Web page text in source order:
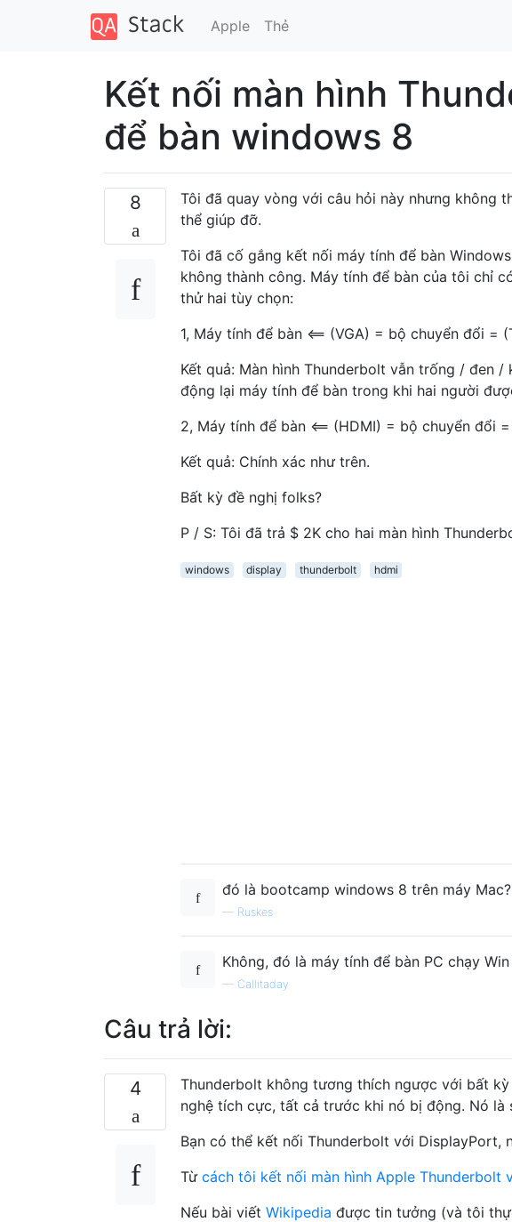
Apple Thẻ
Kết nối màn hình
để bàn windows 8
8
Tôi đã quay vòng với câu hỏi này nhưng không
thể giúp đỡ.
Tôi đã cố gắng kết nối máy tính để bàn
không thành công. Máy tính để bàn của tôi chỉ
thử hai tùy chọn:
1, Máy tính để bàn <== (VGA) = bộ chuyển đổi =
Kết quả: Màn hình Thunderbolt vẫn trống / đen
động lại máy tính để bàn trong khi hai người
2, Máy tính để bàn <== (HDMI) = bộ chuyển đổi
Kết quả: Chính xác như trên.
Bất kỳ đề nghị folks?
P / S: Tôi đã trả $ 2K cho hai màn hình
windows display thunderbolt hdmi
đó là bootcamp windows 8 trên máy Mac?
— Ruskes
Không, đó là máy tính để bàn PC chạy Win
— Callitaday
Câu trả lời:
4
Thunderbolt không tương thích ngược với bất
nghệ tích cực, tất cả trước khi nó bị động. Nó là
Bạn có thể kết nối Thunderbolt với DisplayPort,
Từ cách tôi kết nối màn hình Apple Thunderbolt
Nếu bài viết Wikipedia được tin tưởng (và tôi